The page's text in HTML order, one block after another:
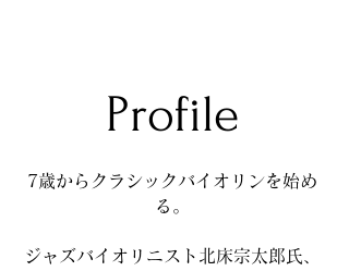
​Profile
7歳からクラシックバイオリンを始め
る。
ジャズバイオリニスト北床宗太郎氏、